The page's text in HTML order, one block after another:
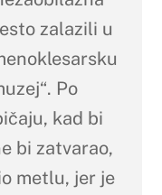
zalazili u
Po
kad bi
bi zatvarao,
metlu, jer je